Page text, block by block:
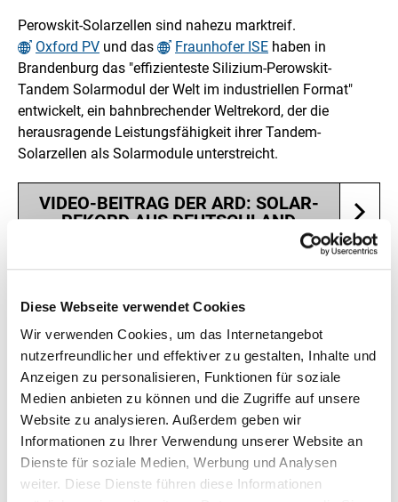
Diese Webseite verwendet Cookies
Wir verwenden Cookies, um das Internetangebot
nutzerfreundlicher und effektiver zu gestalten, Inhalte und
Anzeigen zu personalisieren, Funktionen für soziale
Medien anbieten zu können und die Zugriffe auf unsere
Website zu analysieren. Außerdem geben wir
Informationen zu Ihrer Verwendung unserer Website an
Dienste für soziale Medien, Werbung und Analysen
weiter. Diese Dienste führen diese Informationen
Perowskit-Solarzellen sind nahezu marktreif.
Oxford PV und das Fraunhofer ISE haben in
Brandenburg das "effizienteste Silizium-Perowskit-
Tandem Solarmodul der Welt im industriellen Format"
entwickelt, ein bahnbrechender Weltrekord, der die
herausragende Leistungsfähigkeit ihrer Tandem-
Solarzellen als Solarmodule unterstreicht.
VIDEO-BEITRAG DER ARD: SOLAR-
REKORD AUS DEUTSCHLAND
© Lea Zimmermann/Johannes Beckedahl